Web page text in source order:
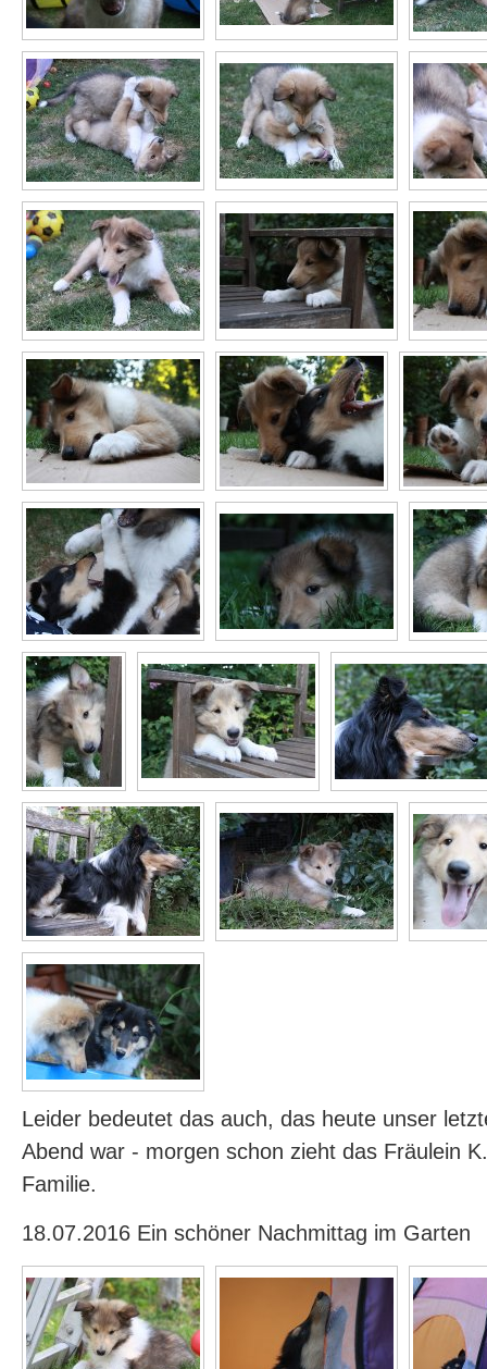
Leider bedeutet das auch, das heute unser
Abend war - morgen schon zieht das Fräulein
Familie.
18.07.2016 Ein schöner Nachmittag im Garten